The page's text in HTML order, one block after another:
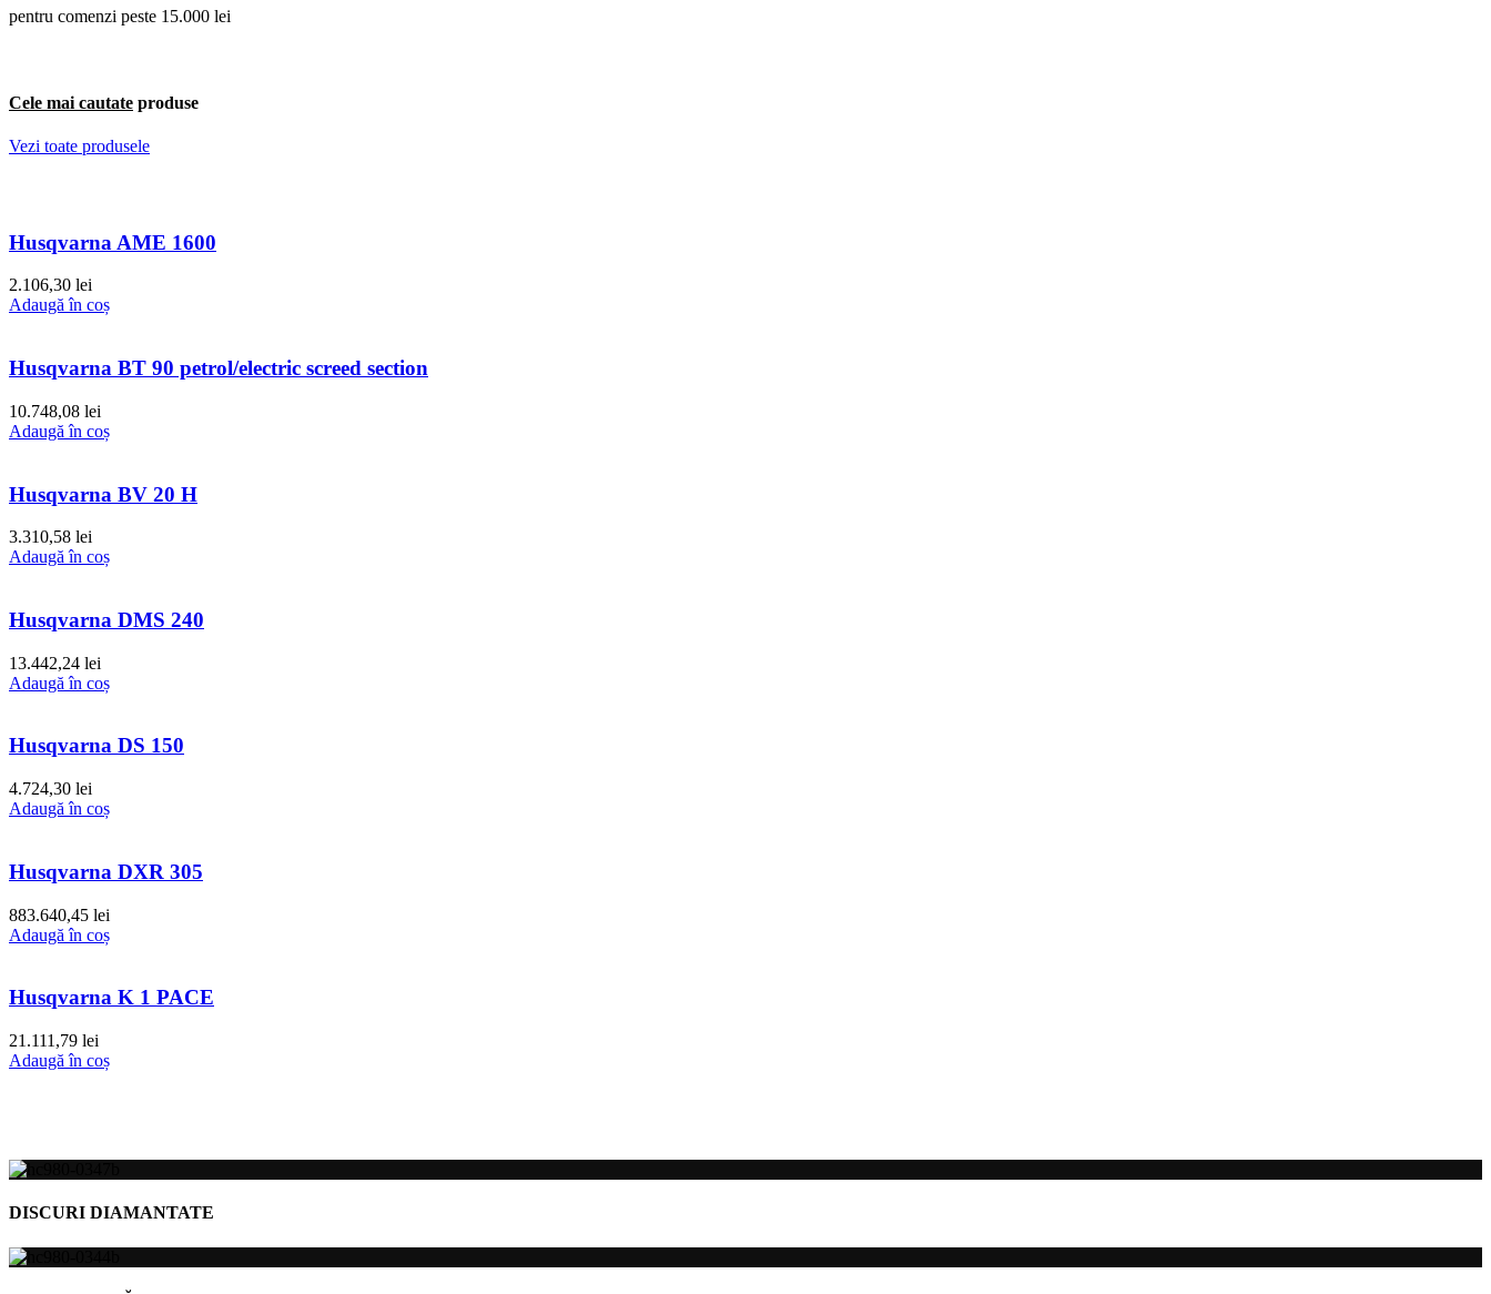
pentru comenzi peste 15.000 lei
Cele mai cautate produse
Vezi toate produsele
Husqvarna AME 1600
2.106,30 lei
Adaugă în coș
Husqvarna BT 90 petrol/electric screed section
10.748,08 lei
Adaugă în coș
Husqvarna BV 20 H
3.310,58 lei
Adaugă în coș
Husqvarna DMS 240
13.442,24 lei
Adaugă în coș
Husqvarna DS 150
4.724,30 lei
Adaugă în coș
Husqvarna DXR 305
883.640,45 lei
Adaugă în coș
Husqvarna K 1 PACE
21.111,79 lei
Adaugă în coș
DISCURI DIAMANTATE